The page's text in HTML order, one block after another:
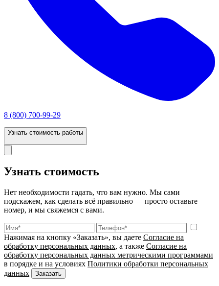
8 (800) 700-99-29
Узнать стоимость работы
Узнать стоимость
Нет необходимости гадать, что вам нужно. Мы сами
подскажем, как сделать всё правильно — просто оставьте
номер, и мы свяжемся с вами.
Нажимая на кнопку «Заказать», вы даете Согласие на
обработку персональных данных, а также Согласие на
обработку персональных данных метрическими программами
в порядке и на условиях Политики обработки персональных
данных
Заказать